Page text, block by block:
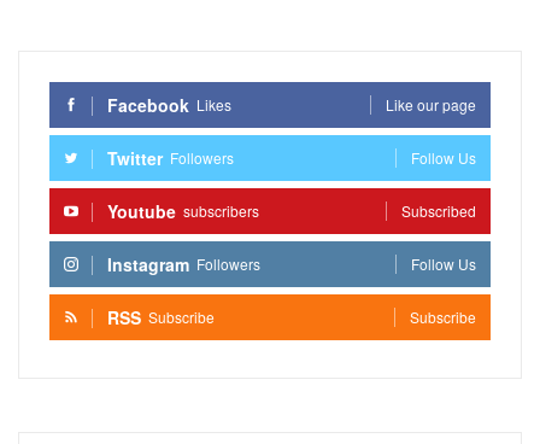
Facebook Likes Like our page
Twitter Followers Follow Us
Youtube subscribers Subscribed
Instagram Followers Follow Us
RSS Subscribe Subscribe